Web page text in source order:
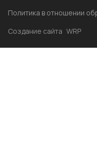
Политика в отношении
Создание сайта WRP